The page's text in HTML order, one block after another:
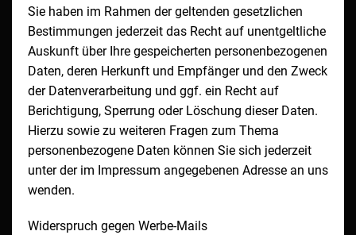
Sie haben im Rahmen der geltenden gesetzlichen
Bestimmungen jederzeit das Recht auf unentgeltliche
Auskunft über Ihre gespeicherten personenbezogenen
Daten, deren Herkunft und Empfänger und den Zweck
der Datenverarbeitung und ggf. ein Recht auf
Berichtigung, Sperrung oder Löschung dieser Daten.
Hierzu sowie zu weiteren Fragen zum Thema
personenbezogene Daten können Sie sich jederzeit
unter der im Impressum angegebenen Adresse an uns
wenden.
Widerspruch gegen Werbe-Mails